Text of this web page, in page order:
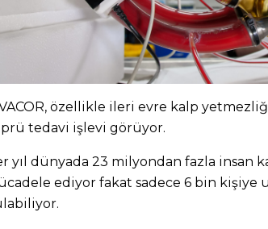
özellikle ileri evre kalp
tedavi işlevi görüyor.
yıl dünyada 23 milyondan fazla insan
ediyor fakat sadece 6 bin kişiye